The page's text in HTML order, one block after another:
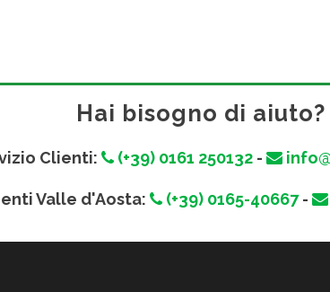
Hai bisogno di aiuto?
Clienti: (+39) 0161 250132 -
Valle d'Aosta: (+39) 0165-40667 -